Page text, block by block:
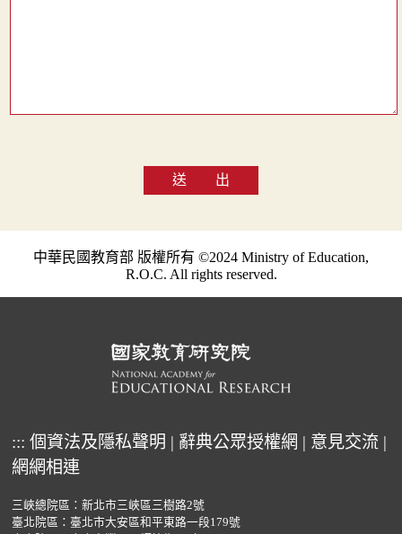
送 出
中華民國教育部 版權所有 ©2024 Ministry of Education,
R.O.C. All rights reserved.
::: 個資法及隱私聲明 | 辭典公眾授權網 | 意見交流 |
網網相連
三峽總院區：新北市三峽區三樹路2號
臺北院區：臺北市大安區和平東路一段179號